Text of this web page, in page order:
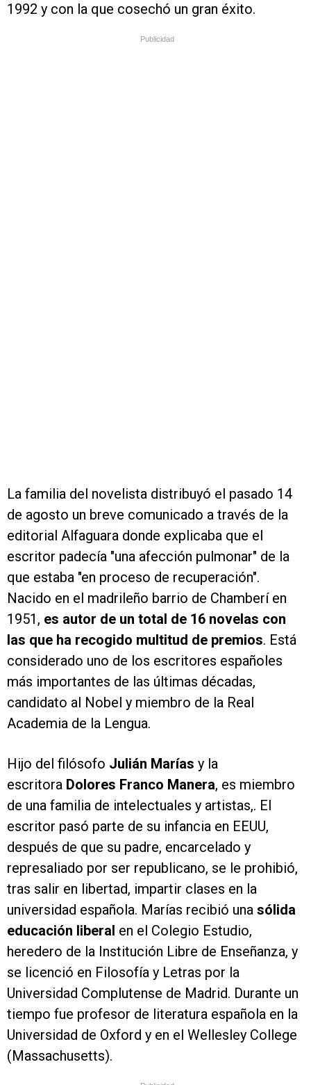
1992 y con la que cosechó un gran éxito.
Publicidad
La familia del novelista distribuyó el pasado 14
de agosto un breve comunicado a través de la
editorial Alfaguara donde explicaba que el
escritor padecía "una afección pulmonar" de la
que estaba "en proceso de recuperación".
Nacido en el madrileño barrio de Chamberí en
1951, es autor de un total de 16 novelas con
las que ha recogido multitud de premios. Está
considerado uno de los escritores españoles
más importantes de las últimas décadas,
candidato al Nobel y miembro de la Real
Academia de la Lengua.
Hijo del filósofo Julián Marías y la
escritora Dolores Franco Manera, es miembro
de una familia de intelectuales y artistas,. El
escritor pasó parte de su infancia en EEUU,
después de que su padre, encarcelado y
represaliado por ser republicano, se le prohibió,
tras salir en libertad, impartir clases en la
universidad española. Marías recibió una sólida
educación liberal en el Colegio Estudio,
heredero de la Institución Libre de Enseñanza, y
se licenció en Filosofía y Letras por la
Universidad Complutense de Madrid. Durante un
tiempo fue profesor de literatura española en la
Universidad de Oxford y en el Wellesley College
(Massachusetts).